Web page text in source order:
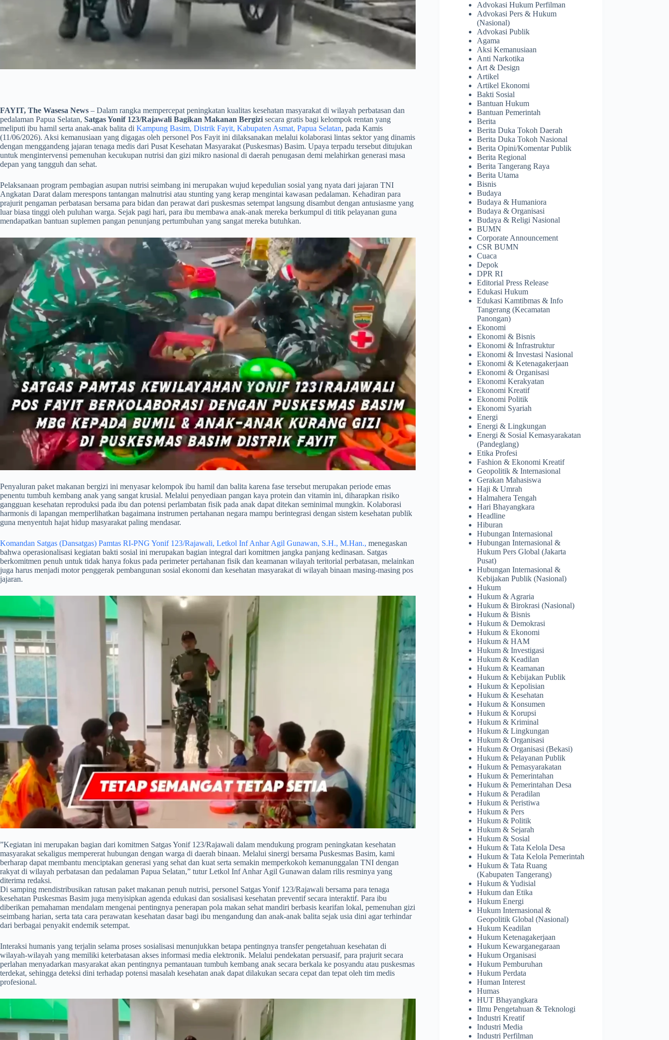
FAYIT, The Wasesa News – Dalam rangka mempercepat peningkatan kualitas kesehatan masyarakat di wilayah perbatasan dan
pedalaman Papua Selatan, Satgas Yonif 123/Rajawali Bagikan Makanan Bergizi secara gratis bagi kelompok rentan yang
meliputi ibu hamil serta anak-anak balita di Kampung Basim, Distrik Fayit, Kabupaten Asmat, Papua Selatan, pada Kamis
(11/06/2026). Aksi kemanusiaan yang digagas oleh personel Pos Fayit ini dilaksanakan melalui kolaborasi lintas sektor yang dinamis
dengan menggandeng jajaran tenaga medis dari Pusat Kesehatan Masyarakat (Puskesmas) Basim. Upaya terpadu tersebut ditujukan
untuk mengintervensi pemenuhan kecukupan nutrisi dan gizi mikro nasional di daerah penugasan demi melahirkan generasi masa
depan yang tangguh dan sehat.
​Pelaksanaan program pembagian asupan nutrisi seimbang ini merupakan wujud kepedulian sosial yang nyata dari jajaran TNI
Angkatan Darat dalam merespons tantangan malnutrisi atau stunting yang kerap mengintai kawasan pedalaman. Kehadiran para
prajurit pengaman perbatasan bersama para bidan dan perawat dari puskesmas setempat langsung disambut dengan antusiasme yang
luar biasa tinggi oleh puluhan warga. Sejak pagi hari, para ibu membawa anak-anak mereka berkumpul di titik pelayanan guna
mendapatkan bantuan suplemen pangan penunjang pertumbuhan yang sangat mereka butuhkan.
​Penyaluran paket makanan bergizi ini menyasar kelompok ibu hamil dan balita karena fase tersebut merupakan periode emas
penentu tumbuh kembang anak yang sangat krusial. Melalui penyediaan pangan kaya protein dan vitamin ini, diharapkan risiko
gangguan kesehatan reproduksi pada ibu dan potensi perlambatan fisik pada anak dapat ditekan seminimal mungkin. Kolaborasi
harmonis di lapangan memperlihatkan bagaimana instrumen pertahanan negara mampu berintegrasi dengan sistem kesehatan publik
guna menyentuh hajat hidup masyarakat paling mendasar.
Komandan Satgas (Dansatgas) Pamtas RI-PNG Yonif 123/Rajawali, Letkol Inf Anhar Agil Gunawan, S.H., M.Han., menegaskan
bahwa operasionalisasi kegiatan bakti sosial ini merupakan bagian integral dari komitmen jangka panjang kedinasan. Satgas
berkomitmen penuh untuk tidak hanya fokus pada perimeter pertahanan fisik dan keamanan wilayah teritorial perbatasan, melainkan
juga harus menjadi motor penggerak pembangunan sosial ekonomi dan kesehatan masyarakat di wilayah binaan masing-masing pos
jajaran.
​”Kegiatan ini merupakan bagian dari komitmen Satgas Yonif 123/Rajawali dalam mendukung program peningkatan kesehatan
masyarakat sekaligus mempererat hubungan dengan warga di daerah binaan. Melalui sinergi bersama Puskesmas Basim, kami
berharap dapat membantu menciptakan generasi yang sehat dan kuat serta semakin memperkokoh kemanunggalan TNI dengan
rakyat di wilayah perbatasan dan pedalaman Papua Selatan,” tutur Letkol Inf Anhar Agil Gunawan dalam rilis resminya yang
diterima redaksi.
Di samping mendistribusikan ratusan paket makanan penuh nutrisi, personel Satgas Yonif 123/Rajawali bersama para tenaga
kesehatan Puskesmas Basim juga menyisipkan agenda edukasi dan sosialisasi kesehatan preventif secara interaktif. Para ibu
diberikan pemahaman mendalam mengenai pentingnya penerapan pola makan sehat mandiri berbasis kearifan lokal, pemenuhan gizi
seimbang harian, serta tata cara perawatan kesehatan dasar bagi ibu mengandung dan anak-anak balita sejak usia dini agar terhindar
dari berbagai penyakit endemik setempat.
​Interaksi humanis yang terjalin selama proses sosialisasi menunjukkan betapa pentingnya transfer pengetahuan kesehatan di
wilayah-wilayah yang memiliki keterbatasan akses informasi media elektronik. Melalui pendekatan persuasif, para prajurit secara
perlahan menyadarkan masyarakat akan pentingnya pemantauan tumbuh kembang anak secara berkala ke posyandu atau puskesmas
terdekat, sehingga deteksi dini terhadap potensi masalah kesehatan anak dapat dilakukan secara cepat dan tepat oleh tim medis
profesional.
Advokasi Hukum Perfilman
Advokasi Pers & Hukum
(Nasional)
Advokasi Publik
Agama
Aksi Kemanusiaan
Anti Narkotika
Art & Design
Artikel
Artikel Ekonomi
Bakti Sosial
Bantuan Hukum
Bantuan Pemerintah
Berita
Berita Duka Tokoh Daerah
Berita Duka Tokoh Nasional
Berita Opini/Komentar Publik
Berita Regional
Berita Tangerang Raya
Berita Utama
Bisnis
Budaya
Budaya & Humaniora
Budaya & Organisasi
Budaya & Religi Nasional
BUMN
Corporate Announcement
CSR BUMN
Cuaca
Depok
DPR RI
Editorial Press Release
Edukasi Hukum
Edukasi Kamtibmas & Info
Tangerang (Kecamatan
Panongan)
Ekonomi
Ekonomi & Bisnis
Ekonomi & Infrastruktur
Ekonomi & Investasi Nasional
Ekonomi & Ketenagakerjaan
Ekonomi & Organisasi
Ekonomi Kerakyatan
Ekonomi Kreatif
Ekonomi Politik
Ekonomi Syariah
Energi
Energi & Lingkungan
Energi & Sosial Kemasyarakatan
(Pandeglang)
Etika Profesi
Fashion & Ekonomi Kreatif
Geopolitik & Internasional
Gerakan Mahasiswa
Haji & Umrah
Halmahera Tengah
Hari Bhayangkara
Headline
Hiburan
Hubungan Internasional
Hubungan Internasional &
Hukum Pers Global (Jakarta
Pusat)
Hubungan Internasional &
Kebijakan Publik (Nasional)
Hukum
Hukum & Agraria
Hukum & Birokrasi (Nasional)
Hukum & Bisnis
Hukum & Demokrasi
Hukum & Ekonomi
Hukum & HAM
Hukum & Investigasi
Hukum & Keadilan
Hukum & Keamanan
Hukum & Kebijakan Publik
Hukum & Kepolisian
Hukum & Kesehatan
Hukum & Konsumen
Hukum & Korupsi
Hukum & Kriminal
Hukum & Lingkungan
Hukum & Organisasi
Hukum & Organisasi (Bekasi)
Hukum & Pelayanan Publik
Hukum & Pemasyarakatan
Hukum & Pemerintahan
Hukum & Pemerintahan Desa
Hukum & Peradilan
Hukum & Peristiwa
Hukum & Pers
Hukum & Politik
Hukum & Sejarah
Hukum & Sosial
Hukum & Tata Kelola Desa
Hukum & Tata Kelola Pemerintah
Hukum & Tata Ruang
(Kabupaten Tangerang)
Hukum & Yudisial
Hukum dan Etika
Hukum Energi
Hukum Internasional &
Geopolitik Global (Nasional)
Hukum Keadilan
Hukum Ketenagakerjaan
Hukum Kewarganegaraan
Hukum Organisasi
Hukum Pemburuhan
Hukum Perdata
Human Interest
Humas
HUT Bhayangkara
Ilmu Pengetahuan & Teknologi
Industri Kreatif
Industri Media
Industri Perfilman